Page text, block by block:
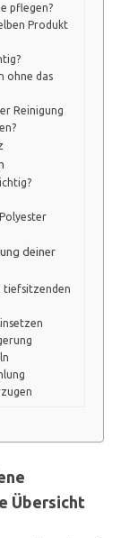
pflegen?
Produkt
ohne das
Reinigung
deiner
tiefsitzenden
Übersicht